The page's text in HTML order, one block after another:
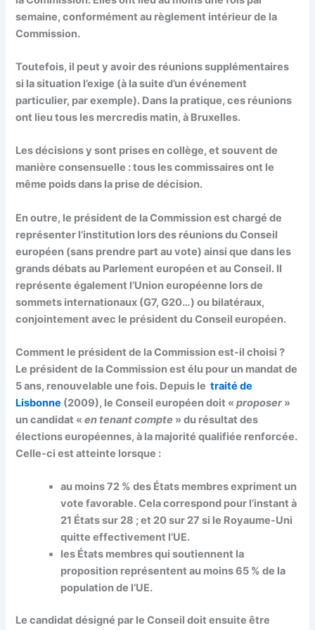
semaine, conformément au règlement intérieur de la
Commission.
Toutefois, il peut y avoir des réunions supplémentaires
si la situation l’exige (à la suite d’un événement
particulier, par exemple). Dans la pratique, ces réunions
ont lieu tous les mercredis matin, à Bruxelles.
Les décisions y sont prises en collège, et souvent de
manière consensuelle : tous les commissaires ont le
même poids dans la prise de décision.
En outre, le président de la Commission est chargé de
représenter l’institution lors des réunions duConseil
européen (sans prendre part au vote) ainsi que dans les
grands débats au Parlement européen et au Conseil. Il
représente également l’Union européenne lors de
sommets internationaux (G7,G20…) ou bilatéraux,
conjointement avec le président du Conseil européen.
Comment le président de la Commission est-il choisi ?
Le président de la Commission est élu pour un mandat de
5 ans, renouvelable une fois. Depuis letraité de
Lisbonne (2009), le Conseil européen doit «proposer»
un candidat «en tenant compte » du résultat des
élections européennes, à la majorité qualifiée renforcée.
Celle-ci est atteinte lorsque :
au moins72 % des États membresexpriment un
vote favorable. Cela correspond pour l’instant à
21 États sur 28 ; et 20 sur 27 si le Royaume-Uni
quitte effectivement l’UE.
les États membres qui soutiennent la
proposition représentent au moins65 % de la
population de l’UE.
Le candidat désigné par le Conseil doit ensuite être